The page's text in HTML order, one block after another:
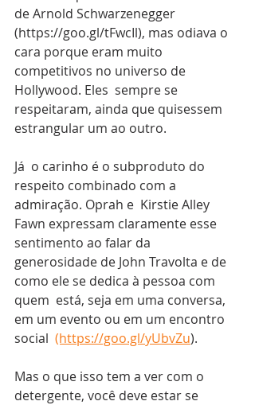
de Arnold Schwarzenegger
(https://goo.gl/tFwcIl), mas odiava o
cara porque eram muito
competitivos no universo de
Hollywood. Eles  sempre se
respeitaram, ainda que quisessem
estrangular um ao outro.
Já  o carinho é o subproduto do
respeito combinado com a
admiração. Oprah e  Kirstie Alley
Fawn expressam claramente esse
sentimento ao falar da
generosidade de John Travolta e de
como ele se dedica à pessoa com
quem  está, seja em uma conversa,
em um evento ou em um encontro
social (https://goo.gl/yUbvZu).
Mas o que isso tem a ver com o
detergente, você deve estar se